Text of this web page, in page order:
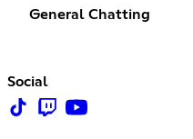
General Chatting
Social